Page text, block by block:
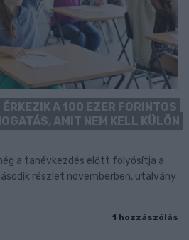
A 100 EZER FORINTOS
AMIT NEM KELL KÜLÖN
a tanévkezdés előtt folyósítja a
részlet novemberben, utalvány
1 hozzászólás